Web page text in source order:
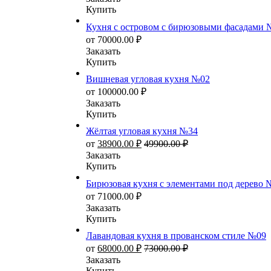
Купить
Кухня с островом с бирюзовыми фасадами
от 70000.00 ₽
Заказать
Купить
Вишневая угловая кухня №02
от 100000.00 ₽
Заказать
Купить
Жёлтая угловая кухня №34
от 38900.00 ₽ 49900.00₽
Заказать
Купить
Бирюзовая кухня с элементами под дерево
от 71000.00 ₽
Заказать
Купить
Лавандовая кухня в прованском стиле №09
от 68000.00 ₽ 73000.00₽
Заказать